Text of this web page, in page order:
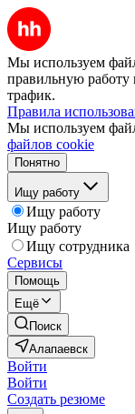
Мы используем
правильную работу
трафик.
Правила
Мы используем
файлов cookie
Понятно
Ищу работу
Ищу работу
Ищу работу
Ищу сотрудника
Сервисы
Помощь
Ещё
Поиск
Алапаевск
Войти
Войти
Создать резюме